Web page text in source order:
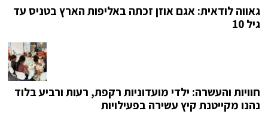
גאווה לודאית: אגם אוזן זכתה באליפות הארץ בטניס עד
גיל 10
חוויות והעשרה: ילדי מועדוניות רקפת, רעות ורביע בלוד
נהנו מקייטנת קיץ עשירה בפעילויות